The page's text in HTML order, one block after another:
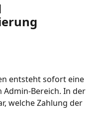
entsteht sofort eine
Bereich. In der
welche Zahlung der